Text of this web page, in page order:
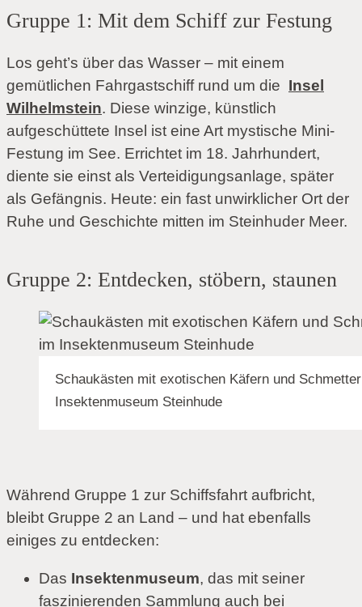
Gruppe 1: Mit dem Schiff zur Festung
Los geht’s über das Wasser – mit einem
gemütlichen Fahrgastschiff rund um die Insel
Wilhelmstein. Diese winzige, künstlich
aufgeschüttete Insel ist eine Art mystische Mini-
Festung im See. Errichtet im 18. Jahrhundert,
diente sie einst als Verteidigungsanlage, später
als Gefängnis. Heute: ein fast unwirklicher Ort der
Ruhe und Geschichte mitten im Steinhuder Meer.
Gruppe 2: Entdecken, stöbern, staunen
Schaukästen mit exotischen Käfern und
Insektenmuseum Steinhude
Während Gruppe 1 zur Schiffsfahrt aufbricht,
bleibt Gruppe 2 an Land – und hat ebenfalls
einiges zu entdecken:
Das Insektenmuseum, das mit seiner
faszinierenden Sammlung auch bei